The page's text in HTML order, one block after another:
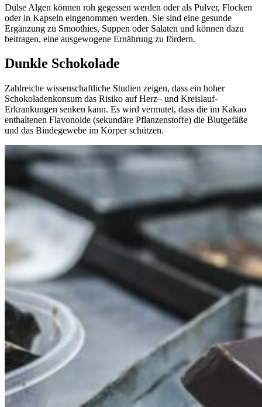
Dulse Algen können roh gegessen werden oder als Pulver, Flocken
oder in Kapseln eingenommen werden. Sie sind eine gesunde
Ergänzung zu Smoothies, Suppen oder Salaten und können dazu
beitragen, eine ausgewogene Ernährung zu fördern.
Dunkle Schokolade
Zahlreiche wissenschaftliche Studien zeigen, dass ein hoher
Schokoladenkonsum das Risiko auf Herz– und Kreislauf-
Erkrankungen senken kann. Es wird vermutet, dass die im Kakao
enthaltenen Flavonoide (sekundäre Pflanzenstoffe) die Blutgefäße
und das Bindegewebe im Körper schützen.